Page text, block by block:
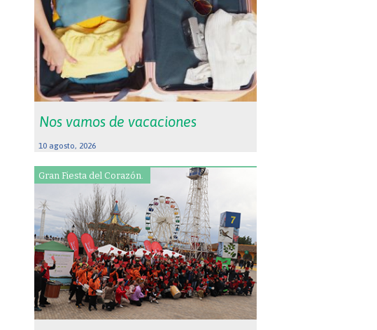
Nos vamos de vacaciones
10 agosto, 2026
Gran Fiesta del Corazón.